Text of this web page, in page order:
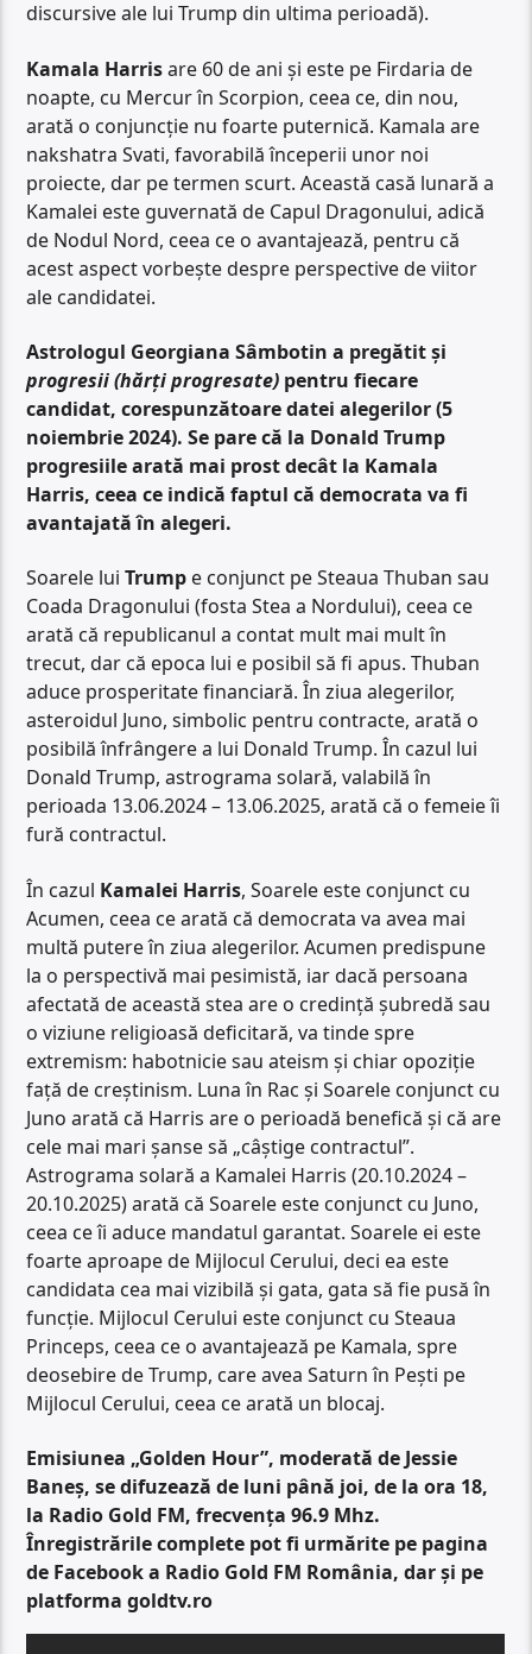
discursive ale lui Trump din ultima perioadă).
Kamala Harrisare 60 de ani și este pe Firdaria de
noapte, cu Mercur în Scorpion, ceea ce, din nou,
arată o conjuncție nu foarte puternică. Kamala are
nakshatra Svati, favorabilă începerii unor noi
proiecte, dar pe termen scurt. Această casă lunară a
Kamalei este guvernată de Capul Dragonului, adică
de Nodul Nord, ceea ce o avantajează, pentru că
acest aspect vorbește despre perspective de viitor
ale candidatei.
Astrologul Georgiana Sâmbotin a pregătit și
progresii (hărți progresate) pentru fiecare
candidat, corespunzătoare datei alegerilor (5
noiembrie 2024). Se pare că la Donald Trump
progresiile arată mai prost decât la Kamala
Harris, ceea ce indică faptul că democrata va fi
avantajată în alegeri.
Soarele luiTrump e conjunct pe Steaua Thuban sau
Coada Dragonului (fosta Stea a Nordului), ceea ce
arată că republicanul a contat mult mai mult în
trecut, dar că epoca lui e posibil să fi apus. Thuban
aduce prosperitate financiară. În ziua alegerilor,
asteroidul Juno, simbolic pentru contracte, arată o
posibilă înfrângere a lui Donald Trump. În cazul lui
Donald Trump, astrograma solară, valabilă în
perioada 13.06.2024 – 13.06.2025, arată că o femeie îi
fură contractul.
În cazul Kamalei Harris, Soarele este conjunct cu
Acumen, ceea ce arată că democrata va avea mai
multă putere în ziua alegerilor. Acumen predispune
la o perspectivă mai pesimistă, iar dacă persoana
afectată de această stea are o credință șubredă sau
o viziune religioasă deficitară, va tinde spre
extremism: habotnicie sau ateism și chiar opoziție
față de creștinism. Luna în Rac și Soarele conjunct cu
Juno arată că Harris are o perioadă benefică și că are
cele mai mari șanse să „câștige contractul”.
Astrograma solară a Kamalei Harris (20.10.2024 –
20.10.2025) arată că Soarele este conjunct cu Juno,
ceea ce îi aduce mandatul garantat. Soarele ei este
foarte aproape de Mijlocul Cerului, deci ea este
candidata cea mai vizibilă și gata, gata să fie pusă în
funcție. Mijlocul Cerului este conjunct cu Steaua
Princeps, ceea ce o avantajează pe Kamala, spre
deosebire de Trump, care avea Saturn în Pești pe
Mijlocul Cerului, ceea ce arată un blocaj.
Emisiunea „Golden Hour”, moderată de Jessie
Baneș, se difuzează de luni până joi, de la ora 18,
la Radio Gold FM, frecvența 96.9 Mhz.
Înregistrările complete pot fi urmărite pe pagina
de Facebook a Radio Gold FM România, dar și pe
platforma goldtv.ro